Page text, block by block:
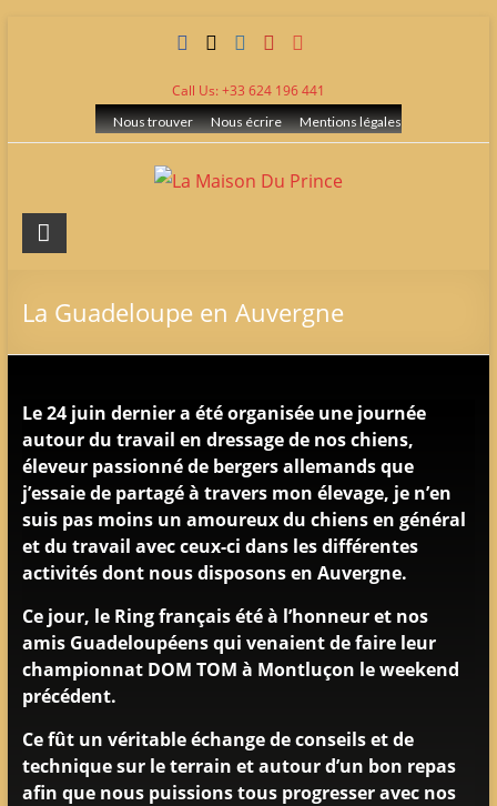
Call Us: +33 624 196 441
Nous trouver Nous écrire Mentions légales
Du
Prince
de
berger
allemand
LOF
adultes
&
chiots
court
&
long
La Guadeloupe en Auvergne
Le 24 juin dernier a été organisée une journée
autour du travail en dressage de nos chiens,
éleveur passionné de bergers allemands que
j’essaie de partagé à travers mon élevage, je n’en
suis pas moins un amoureux du chiens en général
et du travail avec ceux-ci dans les différentes
activités dont nous disposons en Auvergne.
Ce jour, le Ring français été à l’honneur et nos
amis Guadeloupéens qui venaient de faire leur
championnat DOM TOM à Montluçon le weekend
précédent.
Ce fût un véritable échange de conseils et de
technique sur le terrain et autour d’un bon repas
afin que nous puissions tous progresser avec nos